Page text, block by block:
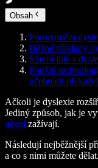
Obsah
Porozumění
Běžné příklady
Slavní lidé s
Použití
učebních
Ačkoli je dyslexie
Jediný způsob, jak je
učenízažívají.
Následují nejběžnější
a co s nimi můžete dělat.